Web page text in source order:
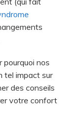
pourquoi nos
tel impact sur
des conseils
votre confort